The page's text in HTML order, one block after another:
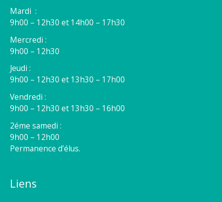
Mardi :
9h00 – 12h30 et 14h00 – 17h30
Mercredi :
9h00 – 12h30
Jeudi :
9h00 – 12h30 et 13h30 – 17h00
Vendredi :
9h00 – 12h30 et 13h30 – 16h00
2éme samedi :
9h00 – 12h00
Permanence d’élus.
Liens